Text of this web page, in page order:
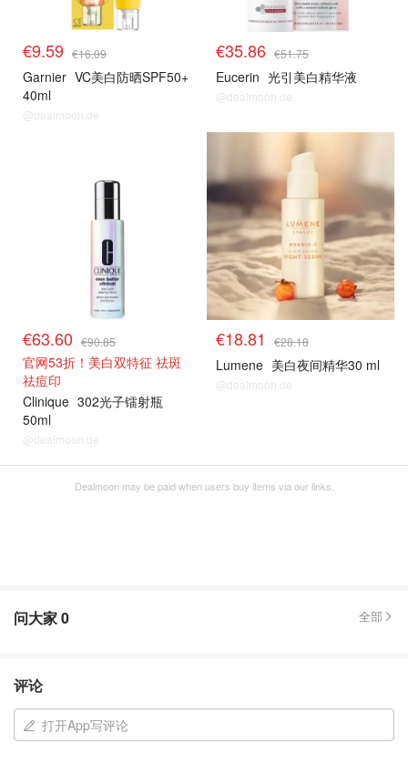
€9.59 €16.09
Garnier VC美白防晒SPF50+
40ml
@dealmoon.de
€35.86 €51.75
Eucerin 光引美白精华液
@dealmoon.de
€63.60 €90.85
官网53折！美白双特征 祛斑
祛痘印
Clinique 302光子镭射瓶
50ml
@dealmoon.de
€18.81 €28.18
Lumene 美白夜间精华30 ml
@dealmoon.de
Dealmoon may be paid when users buy items via our links.
问大家0 全部
评论
打开App写评论